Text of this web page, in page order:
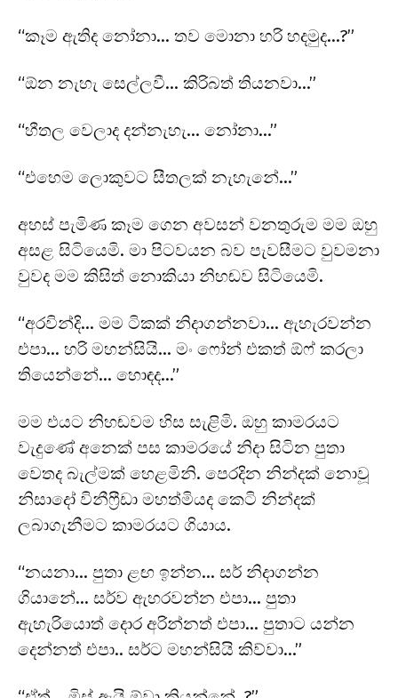
“කෑම ඇතිද නෝනා… තව මොනා හරි හදමුද…?”
“ඕන නැහැ සෙල්ලවී… කිරිබත් තියනවා…”
“හීතල වෙලාද දන්නැහැ… නෝනා…”
“එහෙම ලොකුවට සීතලක් නැහැනේ…”
අහස් පැමිණ කෑම ගෙන අවසන් වනතුරුම මම ඔහු
අසළ සිටියෙමි. මා පිටවයන බව පැවසීමට වුවමනා
වුවද මම කිසිත් නොකියා නිහඬව සිටියෙමි.
“අරවින්දි… මම ටිකක් නිදාගන්නවා… ඇහැරවන්න
එපා… හරි මහන්සියි… මං ෆෝන් එකත් ඕෆ් කරලා
තියෙන්නේ… හොඳද…”
මම එයට නිහඬවම හිස සැළිමි. ඔහු කාමරයට
වැදුණේ අනෙක් පස කාමරයේ නිදා සිටින පුතා
වෙතද බැල්මක් හෙළමිනි. පෙරදින නින්දක් නොවූ
නිසාදෝ විනීෆ්‍රීඩා මහත්මියද කෙටි නින්දක්
ලබාගැනීමට කාමරයට ගියාය.
“නයනා… පුතා ළඟ ඉන්න… සර් නිදාගන්න
ගියානේ… සර්ව ඇහරවන්න එපා… පුතා
ඇහැරියොත් දොර අරින්නත් එපා… පුතාට යන්න
දෙන්නත් එපා.. සර්ට මහන්සියි කිව්වා…”